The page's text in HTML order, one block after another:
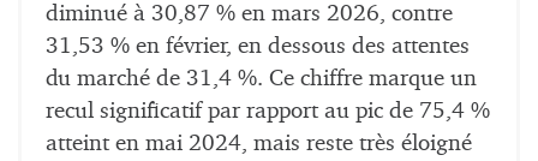
diminué à 30,87 % en mars 2026, contre
31,53 % en février, en dessous des attentes
du marché de 31,4 %. Ce chiffre marque un
recul significatif par rapport au pic de 75,4 %
atteint en mai 2024, mais reste très éloigné